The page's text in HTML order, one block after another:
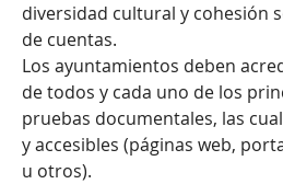
diversidad cultural y cohesión
de cuentas.
Los ayuntamientos deben
de todos y cada uno de los
pruebas documentales, las
y accesibles (páginas web,
u otros).